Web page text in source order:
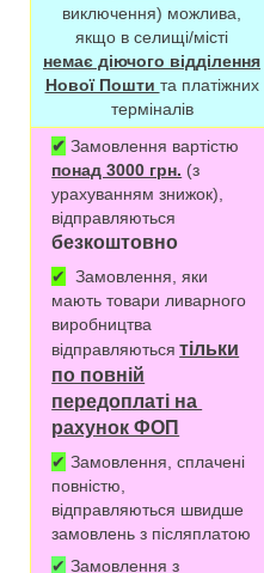
виключення) можлива,
якщо в селищі/місті
немає діючого відділення
Нової Пошти та платіжних
терміналів
✔ Замовлення вартістю
понад 3000 грн. (з
урахуванням знижок),
відправляються
безкоштовно
✔
Замовлення, яки
мають товари ливарного
виробництва
відправляються тільки
по повній
передоплаті на
рахунок ФОП
✔ Замовлення, сплачені
повністю,
відправляються швидше
замовлень з післяплатою
✔ Замовлення з